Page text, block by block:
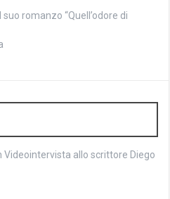
romanzo “Quell’odore di
Videointervista allo scrittore Diego